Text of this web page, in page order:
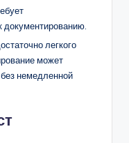
документированию.
легкого
может
немедленной